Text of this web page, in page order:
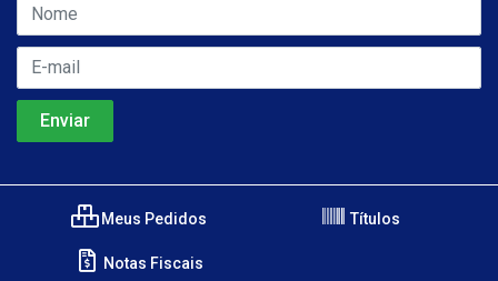
Meus Pedidos Títulos
Notas Fiscais